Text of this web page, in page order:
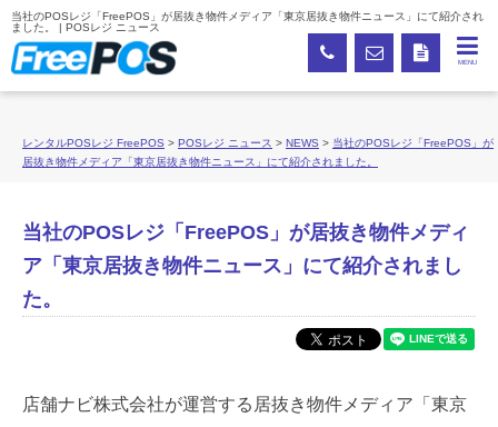
当社のPOSレジ「FreePOS」が居抜き物件メディア「東京居抜き物件ニュース」にて紹介され
ました。 | POSレジ ニュース
MENU
レンタルPOSレジ FreePOS > POSレジ ニュース > NEWS > 当社のPOSレジ「FreePOS」が
居抜き物件メディア「東京居抜き物件ニュース」にて紹介されました。
当社のPOSレジ「FreePOS」が居抜き物件メディ
ア「東京居抜き物件ニュース」にて紹介されまし
た。
店舗ナビ株式会社が運営する居抜き物件メディア「東京